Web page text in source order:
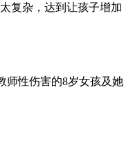
复杂，达到让孩子增加
师性伤害的8岁女孩及她